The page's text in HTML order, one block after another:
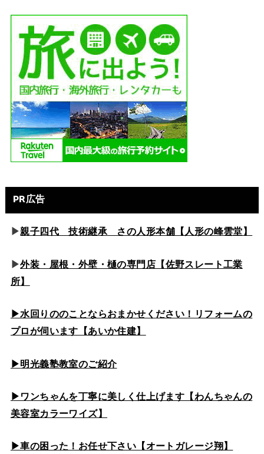
PR広告
▶親子四代 技術継承 さの人形本舗【人形の峰雲堂】
▶外装・屋根・外壁・樋の専門店【佐野スレート工業
所】
▶水回りののことならおまかせください！リフォームの
プロが伺います【あいか住建】
▶明光義塾教室のご紹介
▶ワンちゃんを丁寧に美しく仕上げます【わんちゃんの
美容室カラーワイズ】
▶車の困った！お任せ下さい【オートガレージ翔】